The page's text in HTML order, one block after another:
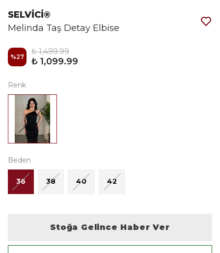
SELVİCİ®
Melinda Taş Detay Elbise
%27
₺ 1,499.99
₺ 1,099.99
Renk
Beden
36 38 40 42
Stoğa Gelince Haber Ver